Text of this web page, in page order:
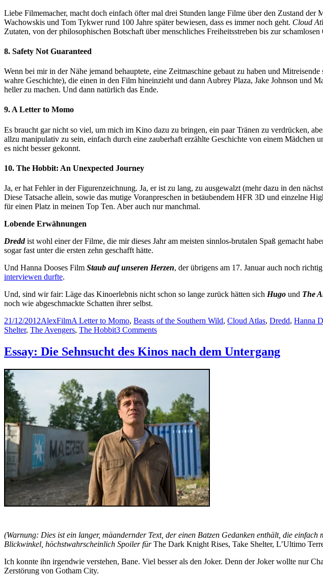
Liebe Filmemacher, macht doch einfach öfter mal drei Stunden lange Filme über den Zustand
Wachowskis und Tom Tykwer rund 100 Jahre später bewiesen, dass es immer noch geht. Cloud
Zutaten, von der philosophischen Botschaft über menschliches Freiheitsstreben bis zur
8. Safety Not Guaranteed
Wenn bei mir in der Nähe jemand behauptete, eine Zeitmaschine gebaut zu haben und
wahre Geschichte), die einen in den Film hineinzieht und dann Aubrey Plaza, Jake Johnson und
heller zu machen. Und dann natürlich das Ende.
9. A Letter to Momo
Es braucht gar nicht so viel, um mich im Kino dazu zu bringen, ein paar Tränen zu verdrücken,
allzu manipulativ zu sein, einfach durch eine zauberhaft erzählte Geschichte von einem
es nicht besser gekonnt.
10. The Hobbit: An Unexpected Journey
Ja, er hat Fehler in der Figurenzeichnung. Ja, er ist zu lang, zu ausgewalzt (mehr dazu in den
Diese Tatsache allein, sowie das mutige Voranpreschen in betäubendem HFR 3D und einzelne
für einen Platz in meinen Top Ten. Aber auch nur manchmal.
Lobende Erwähnungen
Dreddist wohl einer der Filme, die mir dieses Jahr am meisten sinnlos-brutalen Spaß gemacht
sogar fast unter die ersten zehn geschafft hätte.
Und Hanna Dooses Film Staub auf unseren Herzen, der übrigens am 17. Januar auch noch
interviewen durfte.
Und, sind wir fair: Läge das Kinoerlebnis nicht schon so lange zurück hätten sich Hugo und The
noch wie abgeschmackte Schatten ihrer selbst.
Posted
on
21/12/2012Author
AlexCategories
FilmTags
A Letter to Momo, Beasts of the Southern Wild, Cloud Atlas, Dredd, Hanna
Shelter, The Avengers, The Hobbit3 Commentson
Lieblingsfilme
Essay: Die Sehnsucht des Kinos nach dem Untergang
(Warnung: Dies ist ein langer, mäandernder Text, der einen Batzen Gedanken enthält, die
Blickwinkel, höchstwahrscheinlich Spoiler fürThe Dark Knight Rises, Take Shelter, L’Ultimo
Ich konnte ihn irgendwie verstehen, Bane. Viel besser als den Joker. Denn der Joker wollte nur
Zerstörung von Gotham City.